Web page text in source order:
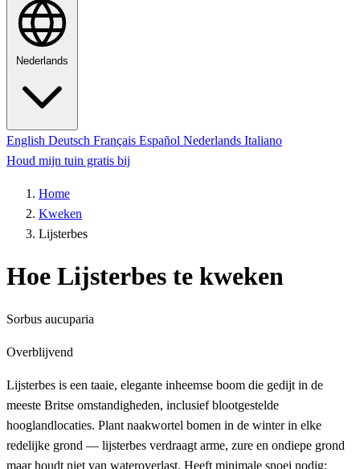
Nederlands
English Deutsch Français Español Nederlands Italiano
Houd mijn tuin gratis bij
Home
Kweken
Lijsterbes
Hoe Lijsterbes te kweken
Sorbus aucuparia
Overblijvend
Lijsterbes is een taaie, elegante inheemse boom die gedijt in de
meeste Britse omstandigheden, inclusief blootgestelde
hooglandlocaties. Plant naakwortel bomen in de winter in elke
redelijke grond — lijsterbes verdraagt arme, zure en ondiepe grond
maar houdt niet van wateroverlast. Heeft minimale snoei nodig;